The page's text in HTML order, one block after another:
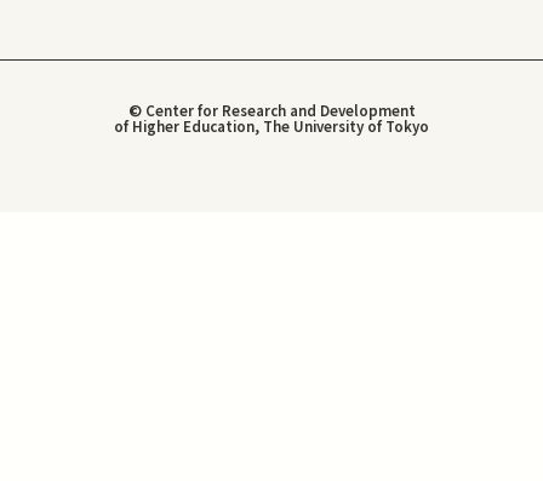
© Center for Research and Development
of Higher Education, The University of Tokyo